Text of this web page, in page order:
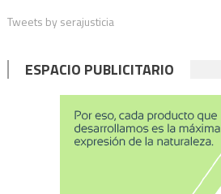
Tweets by serajusticia
ESPACIO PUBLICITARIO